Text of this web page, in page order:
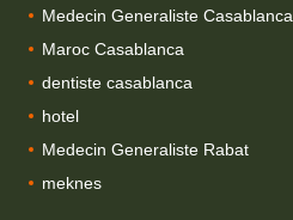
Medecin Generaliste Casablanca
Maroc Casablanca
dentiste casablanca
hotel
Medecin Generaliste Rabat
meknes